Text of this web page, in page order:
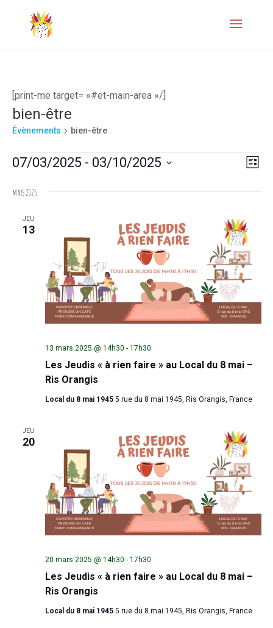
[print-me target= »#et-main-area »/]
bien-être
Évènements bien-être
Évènements
vues
Liste
07/03/2025 - 03/10/2025
une
date.
mars 2025
JEU
13
Les Jeudis « à rien faire » au Local du 8 mai –
Ris Orangis
13 mars 2025 @ 14h30 - 17h30
Local du 8 mai 1945 5 rue du 8 mai 1945, Ris Orangis, France
JEU
20
Les Jeudis « à rien faire » au Local du 8 mai –
Ris Orangis
20 mars 2025 @ 14h30 - 17h30
Local du 8 mai 1945 5 rue du 8 mai 1945, Ris Orangis, France